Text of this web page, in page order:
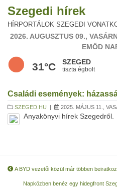
Szegedi hírek
HÍRPORTÁLOK SZEGEDI
2026. AUGUSZTUS 09.,
EMŐD
31°C SZEGED
tiszta égbolt
Családi események:
SZEGED.HU | 2025. MÁJUS 11.,
Anyakönyvi hírek Szegedről.
A BYD vezetői közül már többen
Napközben benéz egy hidegfront